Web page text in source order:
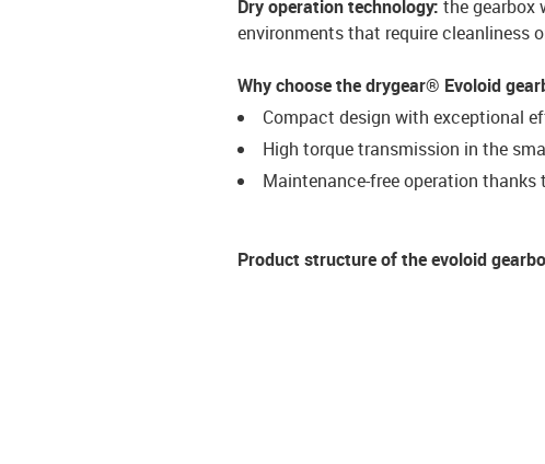
Dry operation technology: the gearbox
environments that require cleanliness
Why choose the drygear® Evoloid
Compact design with exceptional
High torque transmission in the
Maintenance-free operation
Product structure of the evoloid